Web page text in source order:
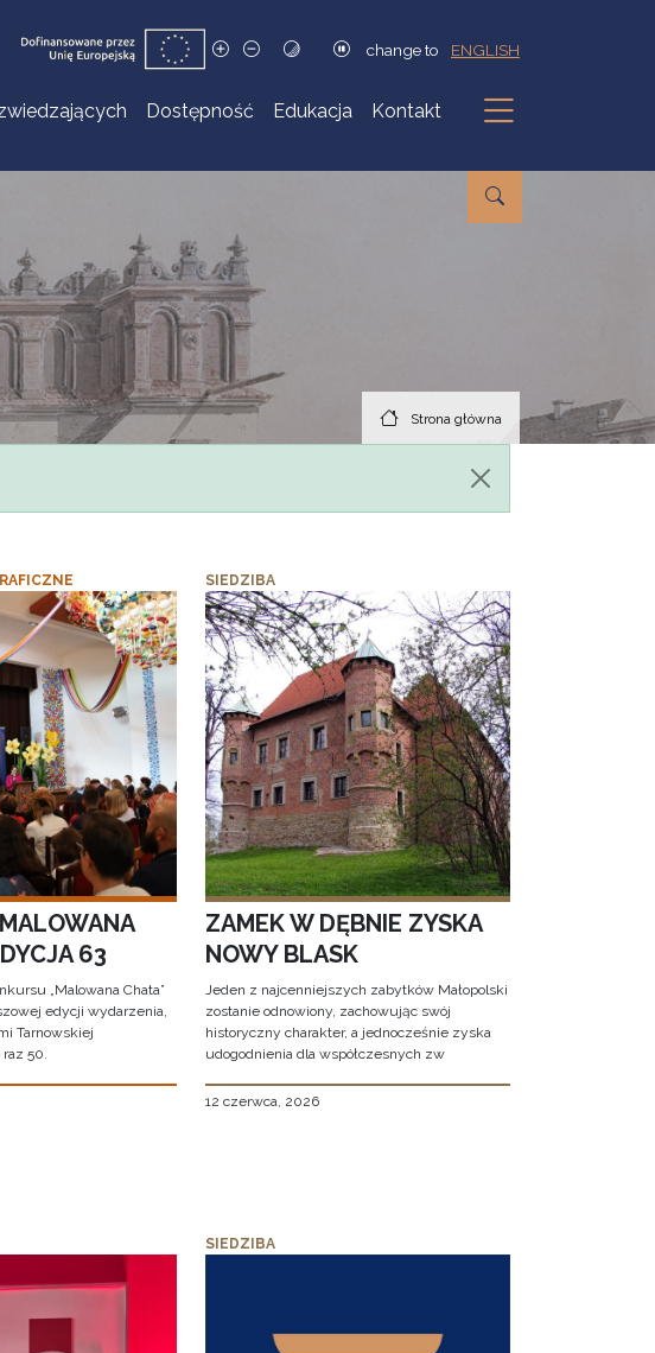
change to ENGLISH
Dostępność Edukacja Kontakt
Podmenu
Strona główna
63
„Malowana Chata”
edycji wydarzenia,
Tarnowskiej
raz 50.
SIEDZIBA
ZAMEK W DĘBNIE ZYSKA
NOWY BLASK
Jeden z najcenniejszych zabytków Małopolski
zostanie odnowiony, zachowując swój
historyczny charakter, a jednocześnie zyska
udogodnienia dla współczesnych zw
12 czerwca, 2026
SIEDZIBA